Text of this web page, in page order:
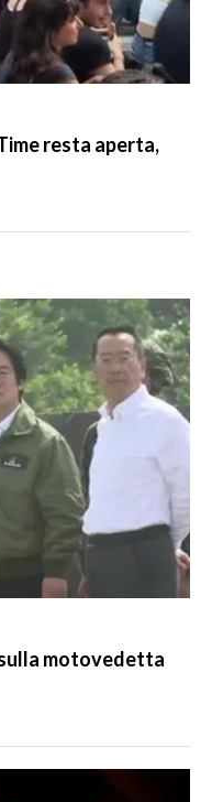
resta aperta,
motovedetta